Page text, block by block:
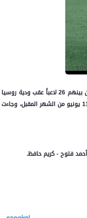
أعلن الجهاز الفني لمنتخب مصر الأول لكرة القدم بقيادة حسام حسن قائمة مبدئية تضم 27 لاعبا علي أن يتم اختيار من بينهم 26 لاعباً عقب ودية روسيا
المقرر إقامتها يوم 28 مايو الجاري في إطار الاستعداد للمشاركة في بطولة كأس العالم 2026 المقرر انطلاقه يوم 11 يونيو من الشهر المقبل، وجاءت
فتوح - كريم حافظ.